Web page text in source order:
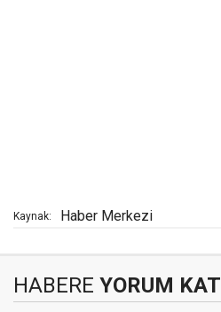
Kaynak: Haber Merkezi
HABERE YORUM KAT